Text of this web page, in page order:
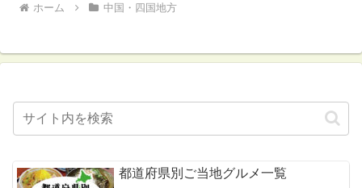
ホーム 中国・四国地方
都道府県別ご当地グルメ一覧